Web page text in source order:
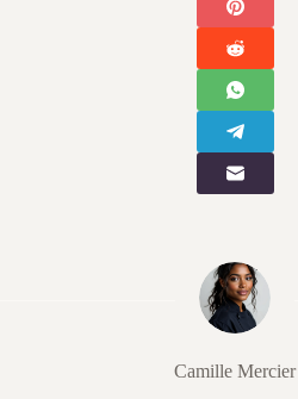
Camille Mercier